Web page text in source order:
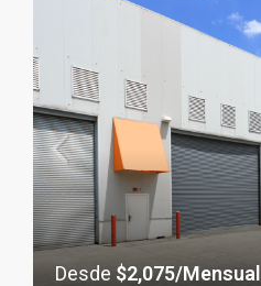
Desde $2,075/Mensual